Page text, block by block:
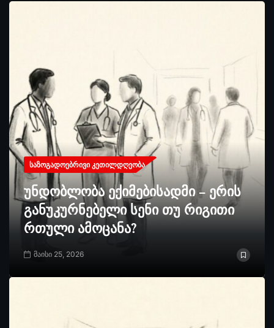
ᲡᲐᲖᲝᲒᲐᲓᲝᲔᲑᲠᲘᲕᲘ ᲙᲔᲗᲘᲚᲓᲦᲔᲝᲑᲐ
უნდობლობა ექიმებისადმი – ერის
განუკურნებელი სენი თუ რიგითი
რთული ამოცანა?
მაისი 25, 2026